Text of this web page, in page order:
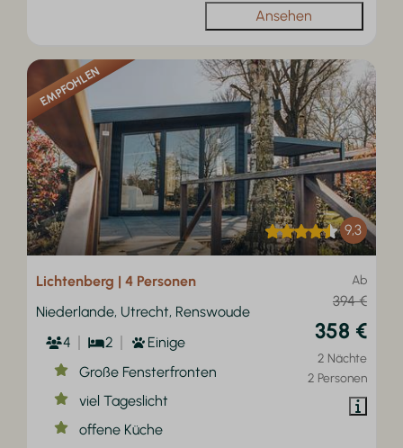
Ansehen
EMPFOHLEN
9,3
Ab
394 €
358 €
2 Nächte
2 Personen
Lichtenberg | 4 Personen
Niederlande, Utrecht, Renswoude
4
2
Einige
Große Fensterfronten
viel Tageslicht
offene Küche